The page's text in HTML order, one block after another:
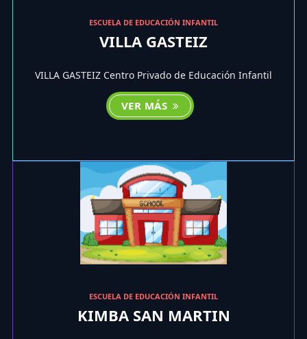
ESCUELA DE EDUCACIÓN INFANTIL
VILLA GASTEIZ
VILLA GASTEIZ Centro Privado de Educación Infantil
VER MÁS
ESCUELA DE EDUCACIÓN INFANTIL
KIMBA SAN MARTIN